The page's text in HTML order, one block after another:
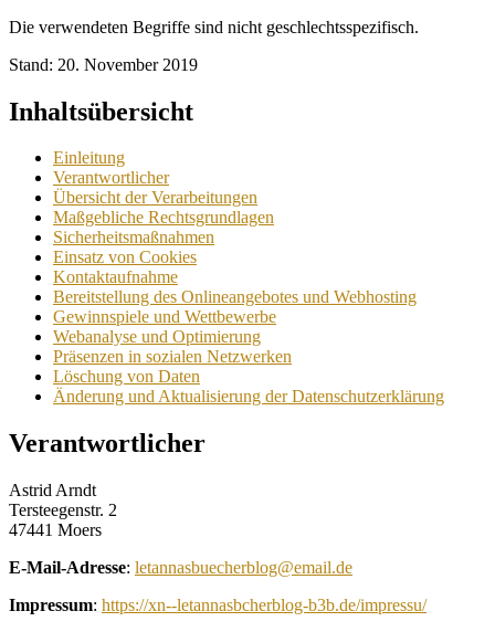
Die verwendeten Begriffe sind nicht geschlechtsspezifisch.
Stand: 20. November 2019
Inhaltsübersicht
Einleitung
Verantwortlicher
Übersicht der Verarbeitungen
Maßgebliche Rechtsgrundlagen
Sicherheitsmaßnahmen
Einsatz von Cookies
Kontaktaufnahme
Bereitstellung des Onlineangebotes und Webhosting
Gewinnspiele und Wettbewerbe
Webanalyse und Optimierung
Präsenzen in sozialen Netzwerken
Löschung von Daten
Änderung und Aktualisierung der Datenschutzerklärung
Verantwortlicher
Astrid Arndt
Tersteegenstr. 2
47441 Moers
E-Mail-Adresse: letannasbuecherblog@email.de
Impressum: https://xn--letannasbcherblog-b3b.de/impressu/